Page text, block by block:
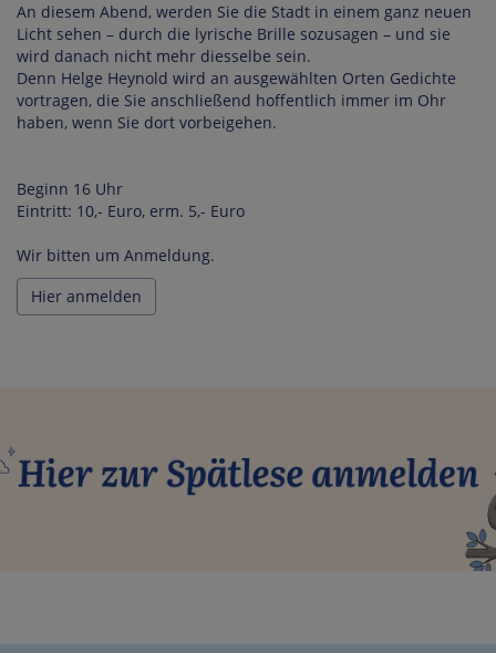
An diesem Abend, werden Sie die Stadt in einem ganz neuen
Licht sehen – durch die lyrische Brille sozusagen – und sie
wird danach nicht mehr diesselbe sein.
Denn Helge Heynold wird an ausgewählten Orten Gedichte
vortragen, die Sie anschließend hoffentlich immer im Ohr
haben, wenn Sie dort vorbeigehen.
Beginn 16 Uhr
Eintritt: 10,- Euro, erm. 5,- Euro
Wir bitten um Anmeldung.
Hier anmelden